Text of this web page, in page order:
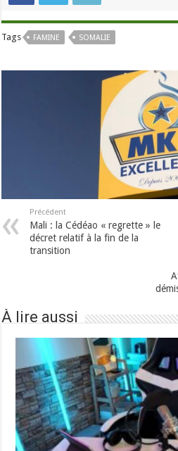
Tags FAMINE SOMALIE
Précédent
Mali : la Cédéao « regrette » le
décret relatif à la fin de la
transition
À lire aussi